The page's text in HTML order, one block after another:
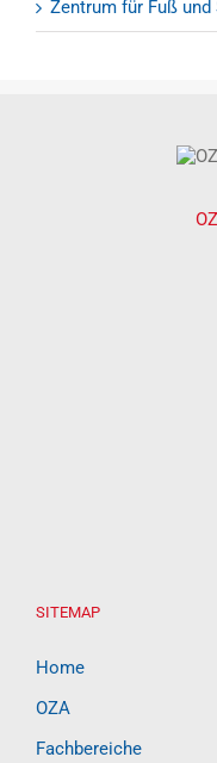
Zentrum für Fuß und
SITEMAP
Home
OZA
Fachbereiche